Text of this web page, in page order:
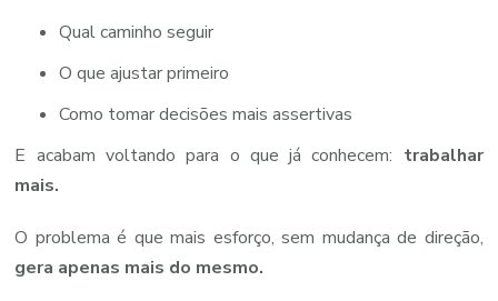
Qual caminho seguir
O que ajustar primeiro
Como tomar decisões mais assertivas
E acabam voltando para o que já conhecem: trabalhar
mais.
O problema é que mais esforço, sem mudança de direção,
gera apenas mais do mesmo.